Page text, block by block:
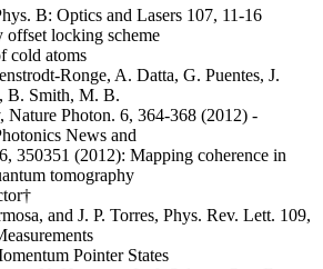
B: Optics and Lasers 107, 11-16
offset locking scheme
cold atoms
Ronge, A. Datta, G. Puentes, J.
B. Smith, M. B.
Nature Photon. 6, 364-368 (2012) -
News and
350351 (2012): Mapping coherence in
tomography
and J. P. Torres, Phys. Rev. Lett. 109,
Pointer States